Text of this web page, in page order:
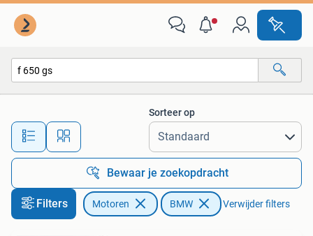
Alle afstanden…
Sorteer op
Bewaar je zoekopdracht
Filters Motoren BMW Verwijder filters